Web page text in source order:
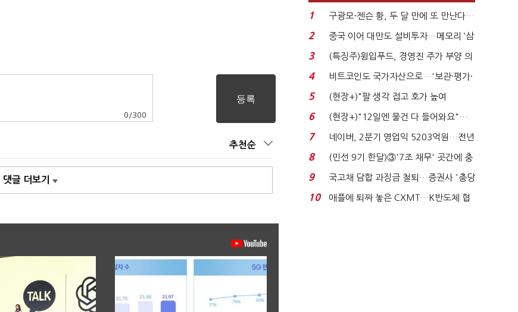
0 /300
추천순
댓글 더보기
1
구광모-젠슨 황, 두 달 만에 또 만난다…
로봇·AI 등 논...
2
중국 이어 대만도 설비투자…메모리 ‘삼
국전쟁’
3
(특징주)윙입푸드, 경영진 주가 부양 의
지에 상한가...
4
비트코인도 국가자산으로…'보관·평가·
처분' 기준은 ...
5
(현장+)"팔 생각 접고 호가 높여
요"…'덜 똘똘한 한 채' 20...
6
(현장+)"12일엔 물건 다 들어와요"…
빈 매대 채우며 문 연 ...
7
네이버, 2분기 영업익 5203억원…전년
비 0.2% 감소...
8
(민선 9기 한달)③'7조 채무' 곳간에 충
격…추미애, 20년...
9
국고채 담합 과징금 철퇴…증권사 '충당
금 폭탄' 우려...
10
애플에 퇴짜 놓은 CXMT…K반도체 협